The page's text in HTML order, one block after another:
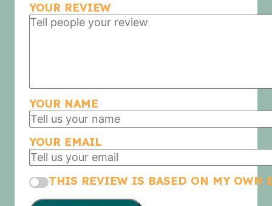
YOUR REVIEW
YOUR NAME
YOUR EMAIL
THIS REVIEW IS BASED ON MY OWN